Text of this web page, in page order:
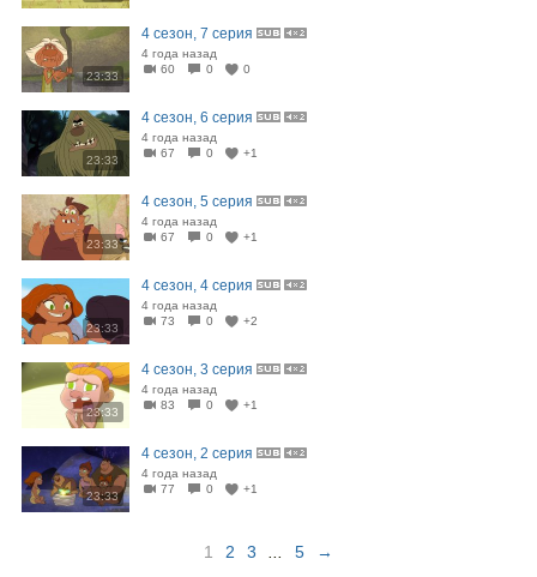
23:33
4 сезон, 7 серия
4 года назад
60
0 0
23:33
4 сезон, 6 серия
4 года назад
67
0 +1
23:33
4 сезон, 5 серия
4 года назад
67
0 +1
23:33
4 сезон, 4 серия
4 года назад
73
0 +2
23:33
4 сезон, 3 серия
4 года назад
83
0 +1
23:33
4 сезон, 2 серия
4 года назад
77
0 +1
1 2 3 5 →